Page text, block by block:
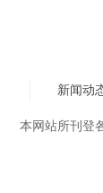
新闻动
本网站所刊登